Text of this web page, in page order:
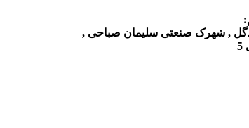
, شهرک صنعتی سلیمان صباحی ,